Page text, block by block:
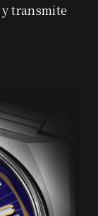
transmite